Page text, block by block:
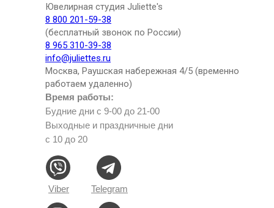
Время работы:
Будние дни с 9-00 до 21-00
Выходные и праздничные дни
с 10 до 20
Telegram
Viber
Ювелирная студия Juliette's
8 800 201-59-38
(бесплатный звонок по России)
8 965 310-39-38
info@juliettes.ru
Москва, Раушская набережная 4/5 (временно
работаем удаленно)